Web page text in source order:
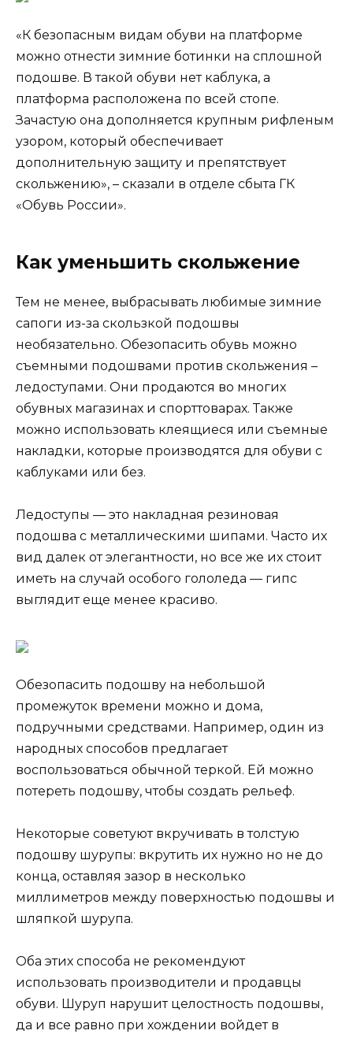
«К безопасным видам обуви на платформе
можно отнести зимние ботинки на сплошной
подошве. В такой обуви нет каблука, а
платформа расположена по всей стопе.
Зачастую она дополняется крупным рифленым
узором, который обеспечивает
дополнительную защиту и препятствует
скольжению», ­– сказали в отделе сбыта ГК
«Обувь России».
Как уменьшить скольжение
Тем не менее, выбрасывать любимые зимние
сапоги из-за скользкой подошвы
необязательно. Обезопасить обувь можно
съемными подошвами против скольжения –
ледоступами. Они продаются во многих
обувных магазинах и спорттоварах. Также
можно использовать клеящиеся или съемные
накладки, которые производятся для обуви с
каблуками или без.
Ледоступы — это накладная резиновая
подошва с металлическими шипами. Часто их
вид далек от элегантности, но все же их стоит
иметь на случай особого гололеда — гипс
выглядит еще менее красиво.
Обезопасить подошву на небольшой
промежуток времени можно и дома,
подручными средствами. Например, один из
народных способов предлагает
воспользоваться обычной теркой. Ей можно
потереть подошву, чтобы создать рельеф.
Некоторые советуют вкручивать в толстую
подошву шурупы: вкрутить их нужно но не до
конца, оставляя зазор в несколько
миллиметров между поверхностью подошвы и
шляпкой шурупа.
Оба этих способа не рекомендуют
использовать производители и продавцы
обуви. Шуруп нарушит целостность подошвы,
да и все равно при хождении войдет в